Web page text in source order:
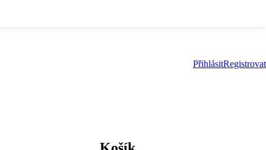
PřihlásitRegistrovat